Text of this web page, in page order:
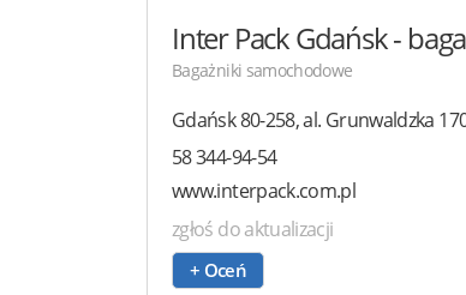
Inter Pack Gdańsk-
Bagażniki samochodowe
Gdańsk80-258,al. Grunwaldzka
58 344-94-54
www.interpack.com.pl
zgłoś do aktualizacji
+ Oceń